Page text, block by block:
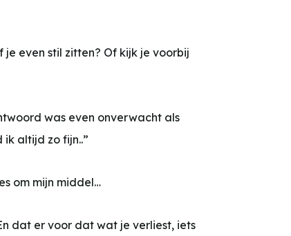
even stil zitten? Of kijk je voorbij
was even onverwacht als
altijd zo fijn..”
om mijn middel…
dat er voor dat wat je verliest, iets